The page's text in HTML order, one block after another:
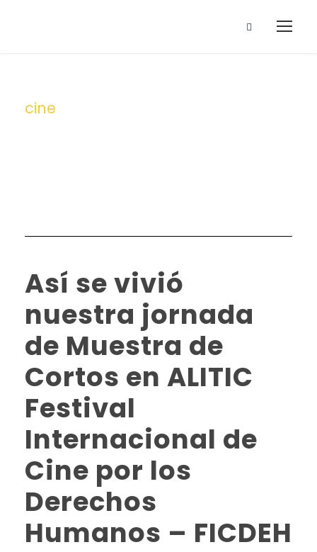
cine
Así se vivió
nuestra jornada
de Muestra de
Cortos en ALITIC
Festival
Internacional de
Cine por los
Derechos
Humanos – FICDEH